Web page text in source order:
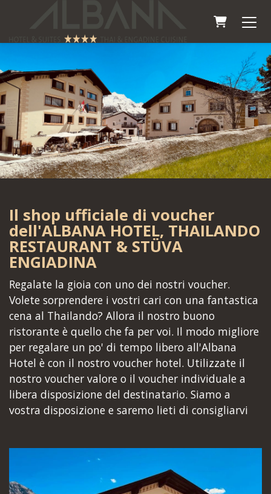
Carrello
Il shop ufficiale di voucher
dell'ALBANA HOTEL, THAILANDO
RESTAURANT & STÜVA
ENGIADINA
Regalate la gioia con uno dei nostri voucher.
Volete sorprendere i vostri cari con una fantastica
cena al Thailando? Allora il nostro buono
ristorante è quello che fa per voi. Il modo migliore
per regalare un po' di tempo libero all'Albana
Hotel è con il nostro voucher hotel. Utilizzate il
nostro voucher valore o il voucher individuale a
libera disposizione del destinatario. Siamo a
vostra disposizione e saremo lieti di consigliarvi